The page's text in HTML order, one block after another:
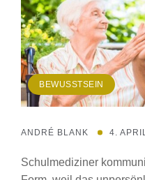
BEWUSSTSEIN
ANDRÉ BLANK 4.
Schulmediziner